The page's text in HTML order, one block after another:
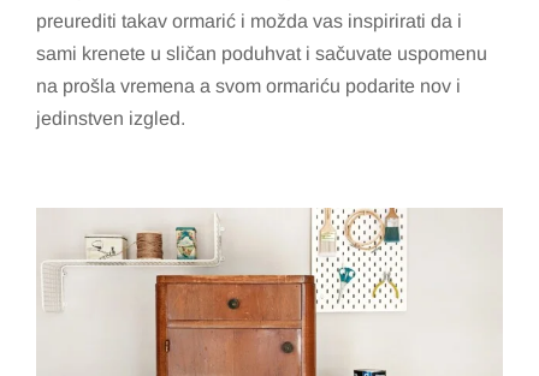
preurediti takav ormarić i možda vas inspirirati da i
sami krenete u sličan poduhvat i sačuvate uspomenu
na prošla vremena a svom ormariću podarite nov i
jedinstven izgled.